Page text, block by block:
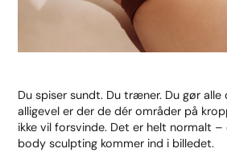
Du spiser sundt. Du træner. Du gør
alligevel er der de dér områder på
ikke vil forsvinde. Det er helt normalt
body sculpting kommer ind i billedet.